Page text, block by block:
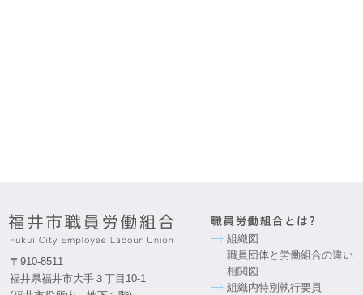
〒910-8511
福井県福井市大手３丁目10-1
組織図
職員団体と労働組合の違い
相関図
組織内特別執行要員